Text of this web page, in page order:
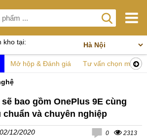
kho tại:
Mở hộp & Đánh giá Tư vấn chọn mua
bao gồm OnePlus 9E cùng
và chuyên nghiệp
12/2020
0 2313